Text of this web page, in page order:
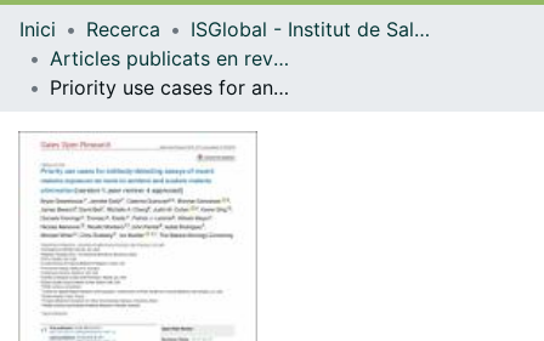
Navega per tot el DD
Contacte
Inici Recerca
ISGlobal - Institut de Salut Global de Barcelona
Articles publicats en revistes (ISGlobal)
Priority use cases for antibody-detecting assays of recent malaria exposure as tools to achieve and sustain malaria elimination